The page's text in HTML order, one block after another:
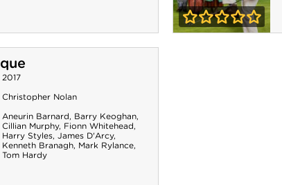
2017
Christopher Nolan
Aneurin Barnard, Barry Keoghan,
Cillian Murphy, Fionn Whitehead,
Harry Styles, James D'Arcy,
Kenneth Branagh, Mark Rylance,
Tom Hardy